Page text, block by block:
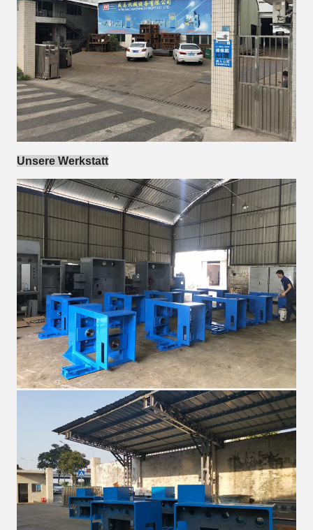
Unsere Werkstatt